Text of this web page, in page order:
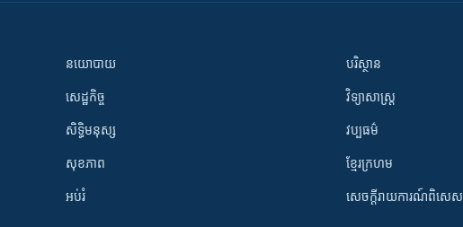
នយោបាយ
សេដ្ឋកិច្ច
សិទ្ធិមនុស្ស
សុខភាព
អប់រំ
បរិស្ថាន
វិទ្យាសាស្រ្ត
វប្បធម៌
ខ្មែរក្រហម
សេចក្តីរាយការណ៍ពិសេស